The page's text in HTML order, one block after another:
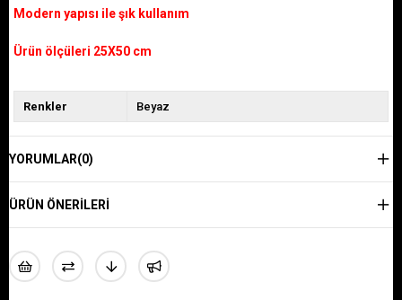
Modern yapısı ile şık kullanım
Ürün ölçüleri 25X50 cm
Renkler Beyaz
YORUMLAR(0)
ÜRÜN ÖNERILERI